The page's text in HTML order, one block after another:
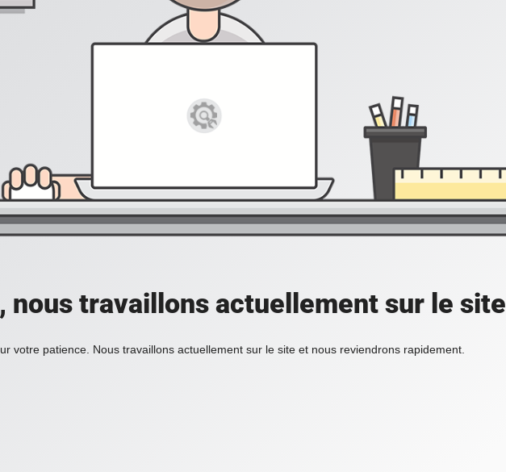
nous travaillons actuellement sur le site
votre patience. Nous travaillons actuellement sur le site et nous reviendrons rapidement.